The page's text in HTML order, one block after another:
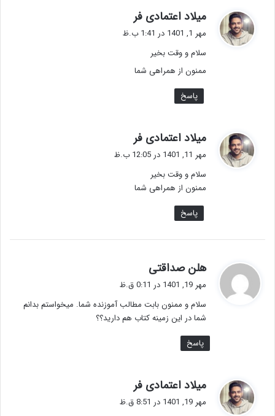
میلاد اعتمادی فر
مهر 1, 1401 در 1:41 ب.ظ
سلام و وقت بخیر
ممنون از همراهی شما
پاسخ
میلاد اعتمادی فر
ف
مهر 11, 1401 در 12:05 ب.ظ
سلام و وقت بخیر
ممنون از همراهی شما
پاسخ
هلن صداقتی
ف
:
مهر 19, 1401 در 0:11 ق.ظ
سلام و ممنون بابت مطالب آموزنده شما. میخواستم بدانم
شما در این زمینه کتاب هم دارید؟؟
پاسخ
میلاد اعتمادی فر
ف
ت
مهر 19, 1401 در 8:51 ق.ظ